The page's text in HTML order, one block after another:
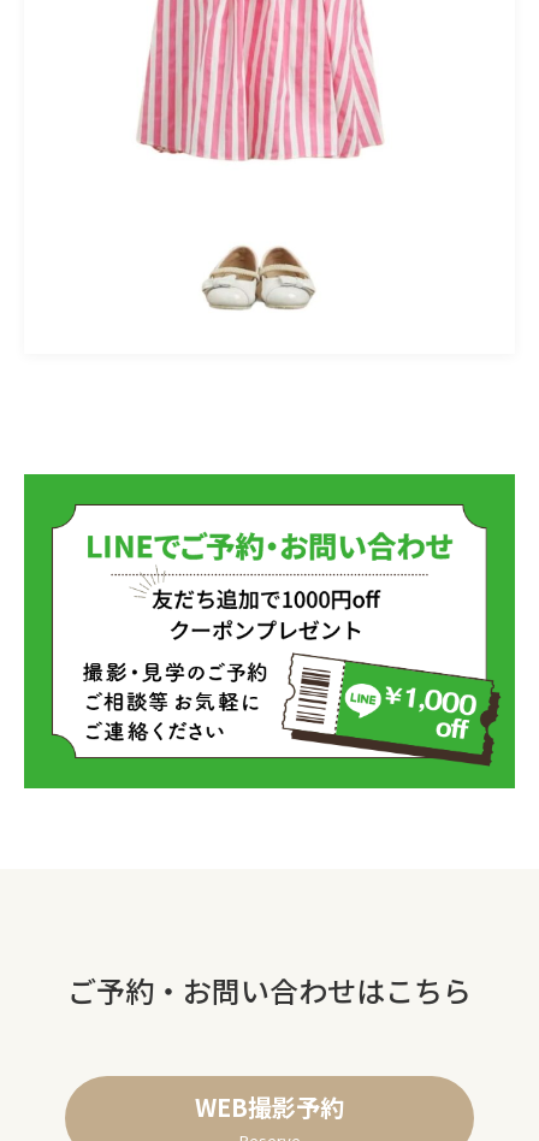
ご予約・お問い合わせはこちら
WEB撮影予約